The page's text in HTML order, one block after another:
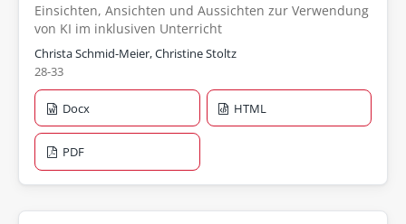
Einsichten, Ansichten und Aussichten zur Verwendung
von KI im inklusiven Unterricht
Christa Schmid-Meier, Christine Stoltz
28-33
Docx HTML
PDF